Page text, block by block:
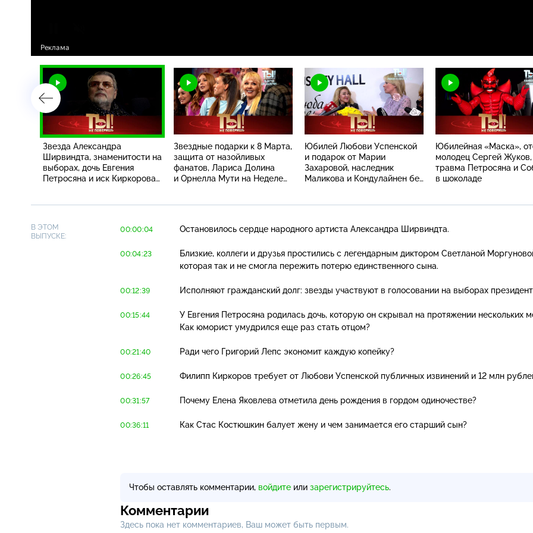
Звезда Александра
Ширвиндта, знаменитости на
выборах, дочь Евгения
Петросяна и иск Киркорова
Звездные подарки к 8 Марта,
защита от назойливых
фанатов, Лариса Долина
и Орнелла Мути на Неделе
Юбилей Любови Успенской
и подарок от Марии
Захаровой, наследник
Маликова и Кондулайнен без
Юбилейная «Маска»,
молодец Сергей Жуков,
травма Петросяна и
в шоколаде
В ЭТОМ
ВЫПУСКЕ:
00:00:04 Остановилось сердце народного артиста Александра Ширвиндта.
00:04:23
Близкие, коллеги и друзья простились с легендарным диктором Светланой
которая так и не смогла пережить потерю единственного сына.
00:12:39 Исполняют гражданский долг: звезды участвуют в голосовании на выборах
00:15:44
У Евгения Петросяна родилась дочь, которую он скрывал на протяжении нескольких
Как юморист умудрился еще раз стать отцом?
00:21:40 Ради чего Григорий Лепс экономит каждую копейку?
00:26:45 Филипп Киркоров требует от Любови Успенской публичных извинений и 12 млн
00:31:57 Почему Елена Яковлева отметила день рождения в гордом одиночестве?
00:36:11 Как Стас Костюшкин балует жену и чем занимается его старший сын?
Чтобы оставлять комментарии, войдите или зарегистрируйтесь.
Комментарии
Здесь пока нет комментариев, Ваш может быть первым.